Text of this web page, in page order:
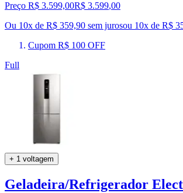
Preço R$ 3.599,00R$ 3.599,00
Ou 10x de R$ 359,90 sem jurosou 10x de R$
Cupom R$ 100 OFF
Full
+ 1 voltagem
Geladeira/Refrigerador